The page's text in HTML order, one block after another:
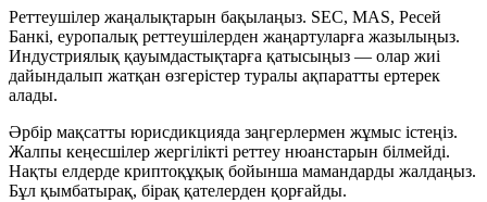
Реттеушілер жаңалықтарын бақылаңыз. SEC, MAS, Ресей
Банкі, еуропалық реттеушілерден жаңартуларға жазылыңыз.
Индустриялық қауымдастықтарға қатысыңыз — олар жиі
дайындалып жатқан өзгерістер туралы ақпаратты ертерек
алады.
Әрбір мақсатты юрисдикцияда заңгерлермен жұмыс істеңіз.
Жалпы кеңесшілер жергілікті реттеу нюанстарын білмейді.
Нақты елдерде криптоқұқық бойынша мамандарды жалдаңыз.
Бұл қымбатырақ, бірақ қателерден қорғайды.